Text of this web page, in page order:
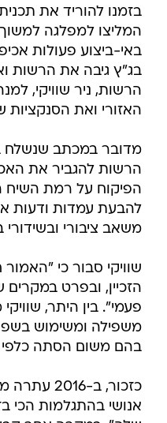
מחוץ לביתו של אלאור אזריה
בשבוע שעבר משכה
בזמנו להוריד את
המליצו למפלגה
באי-ביצוע פעולות
בג"ץ גיבה את הרשות
הרשות, ניר שוויקי,
האזורי ואת
מדובר במכתב שנשלח
הרשות להגביר את
להבעת עמדות ודעות
משאב ציבורי ובשידורי